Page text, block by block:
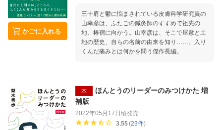
かごに入れる
三十肩と鬱に悩まされている皮膚科学研究員の
山幸彦は、ふたごの鍼灸師のすすめで祖先の
地、椿宿に向かう。山幸彦は、そこで屋敷と土
地の歴史、自らの名前の由来を知り……。入り
くんだ痛みとは何かを問う傑作長編。
本
ほんとうのリーダーのみつけかた 増
補版
2022年05月17日頃発売
3.55(23件)